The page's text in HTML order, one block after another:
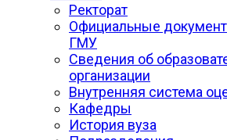
Ректорат
Официальные
ГМУ
Сведения об
организации
Внутренняя система
Кафедры
История вуза